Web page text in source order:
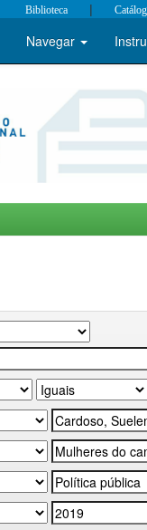
Biblioteca |
Navegar